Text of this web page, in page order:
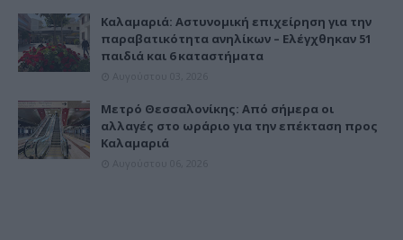
Καλαμαριά: Αστυνομική επιχείρηση για την
παραβατικότητα ανηλίκων – Ελέγχθηκαν 51
παιδιά και 6 καταστήματα
Μετρό Θεσσαλονίκης: Από σήμερα οι
αλλαγές στο ωράριο για την επέκταση προς
Καλαμαριά